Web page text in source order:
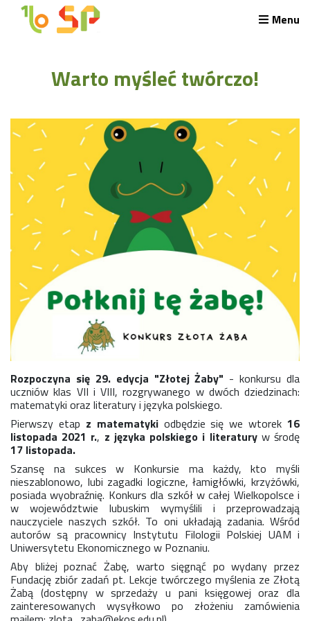
Menu
Wymagania egzaminacyjne
Przykładowe arkusze egzaminu wstępnego
Stypendia naukowe
Plan nauczania liceum 4-letniego
Nawigacja
Archiwalna strona Szkoły
Biblioteka Szkolna
EKOSIK
Filmy z wydarzeń szkolnych
Galeria
Harmonogram pracy szkoły
Konkurs klas
Konkurs "Złota Żaba"
Kontakty zagraniczne
Obóz adaptacyjny
Polityka ochrony dzieci
Przewodniczący Rady Szkoły
Szkoła zimowa
Warsztaty interdyscyplinarne
Wykaz podręczników
Zajęcia pozalekcyjne
Aplikacje szkolne
Biblioteka szkolna
Classroom
Dokumenty szkolne
Dyżury Szkolne
Dziennik elektroniczny
Obiady
Warto myśleć twórczo!
Rozpoczyna się 29. edycja "Złotej Żaby" - konkursu dla
uczniów klas VII i VIII, rozgrywanego w dwóch dziedzinach:
matematyki oraz literatury i języka polskiego.
Pierwszy etap z matematykiodbędzie się we wtorek 16
listopada 2021 r., z języka polskiego i literaturyw środę
17 listopada.
Szansę na sukces w Konkursie ma każdy, kto myśli
nieszablonowo, lubi zagadki logiczne, łamigłówki, krzyżówki,
posiada wyobraźnię. Konkurs dla szkół w całej Wielkopolsce i
w województwie lubuskim wymyślili i przeprowadzają
nauczyciele naszych szkół. To oni układają zadania. Wśród
autorów są pracownicy Instytutu Filologii Polskiej UAM i
Uniwersytetu Ekonomicznego w Poznaniu.
Aby bliżej poznać Żabę, warto sięgnąć po wydany przez
Fundację zbiór zadań pt. Lekcje twórczego myślenia ze Złotą
Żabą (dostępny w sprzedaży u pani księgowej oraz dla
zainteresowanych wysyłkowo po złożeniu zamówienia